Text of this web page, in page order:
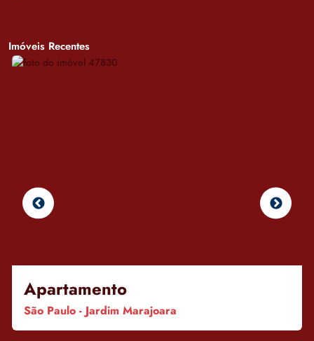
Imóveis Recentes
Apartamento
São Paulo - Jardim Marajoara